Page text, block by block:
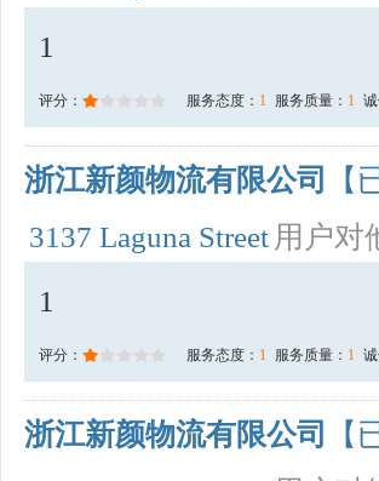
1
评分： 服务态度： 1 服务质量： 1 诚
浙江新颜物流有限公司 【
3137 Laguna Street 用户对
1
评分： 服务态度： 1 服务质量： 1 诚
浙江新颜物流有限公司 【